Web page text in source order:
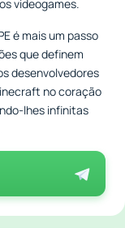
videogames.
é mais um passo
que definem
desenvolvedores
no coração
lhes infinitas